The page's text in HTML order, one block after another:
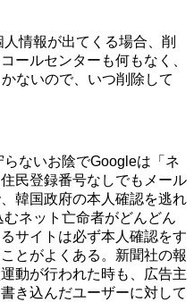
情報が出てくる場合、削
ールセンターも何もなく、
ないので、いつ削除して
ないお陰でGoogleは「ネ
民登録番号なしでもメール
韓国政府の本人確認を逃れ
ネット亡命者がどんどん
サイトは必ず本人確認をす
とがよくある。新聞社の報
動が行われた時も、広告主
き込んだユーザーに対して